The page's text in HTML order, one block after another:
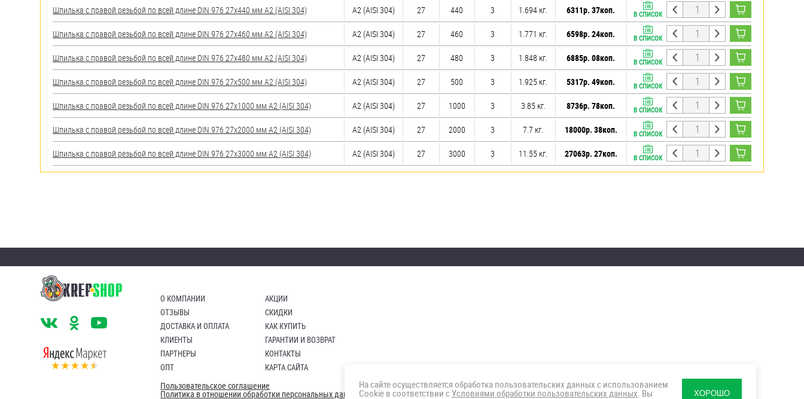
Шпилька с правой резьбой по всей длине DIN 976 27х440 мм А2 (AISI 304) А2 (AISI 304) 27 440 3 1.694 кг. 6311р. 37коп. В СПИСОК
Шпилька с правой резьбой по всей длине DIN 976 27х460 мм А2 (AISI 304) А2 (AISI 304) 27 460 3 1.771 кг. 6598р. 24коп. В СПИСОК
Шпилька с правой резьбой по всей длине DIN 976 27х480 мм А2 (AISI 304) А2 (AISI 304) 27 480 3 1.848 кг. 6885р. 08коп. В СПИСОК
Шпилька с правой резьбой по всей длине DIN 976 27х500 мм А2 (AISI 304) А2 (AISI 304) 27 500 3 1.925 кг. 5317р. 49коп. В СПИСОК
Шпилька с правой резьбой по всей длине DIN 976 27х1000 мм А2 (AISI 304) А2 (AISI 304) 27 1000 3 3.85 кг. 8736р. 78коп. В СПИСОК
Шпилька с правой резьбой по всей длине DIN 976 27х2000 мм А2 (AISI 304) А2 (AISI 304) 27 2000 3 7.7 кг. 18000р. 38коп. В СПИСОК
Шпилька с правой резьбой по всей длине DIN 976 27х3000 мм А2 (AISI 304) А2 (AISI 304) 27 3000 3 11.55 кг. 27063р. 27коп. В СПИСОК
О КОМПАНИИ
ОТЗЫВЫ
ДОСТАВКА И ОПЛАТА
КЛИЕНТЫ
ПАРТНЕРЫ
ОПТ
АКЦИИ
СКИДКИ
КАК КУПИТЬ
ГАРАНТИИ И ВОЗВРАТ
КОНТАКТЫ
КАРТА САЙТА
Пользовательское соглашение
Политика в отношении обработки персональных данных
На сайте осуществляется обработка пользовательских данных с использованием
Cookie в соответствии с Условиями обработки пользовательских данных . Вы ХОРОШО